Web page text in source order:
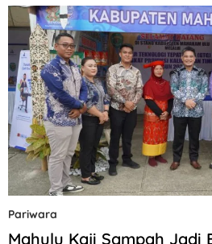
Pariwara
Mahulu Kaji Sampah Jadi